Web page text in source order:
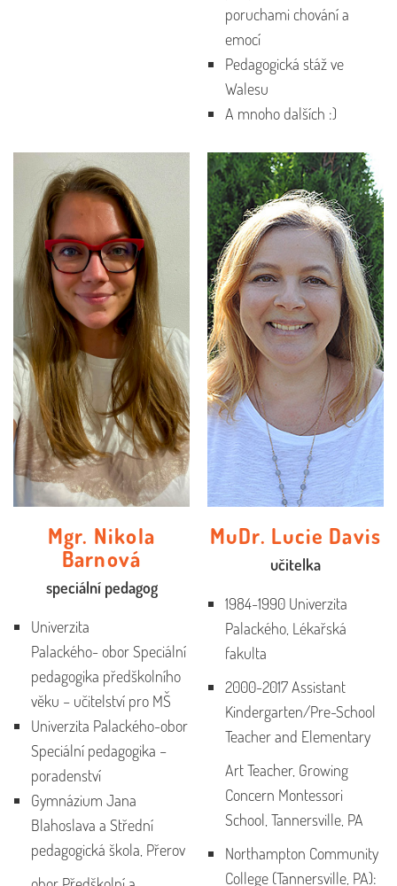
poruchami chování a
emocí
Pedagogická stáž ve
Walesu
A mnoho dalších :)
Mgr. Nikola
Barnová
speciální pedagog
Univerzita
Palackého- obor Speciální
pedagogika předškolního
věku – učitelství pro MŠ
Univerzita Palackého-obor
Speciální pedagogika –
poradenství
Gymnázium Jana
Blahoslava a Střední
pedagogická škola, Přerov
MuDr. Lucie Davis
učitelka
1984-1990 Univerzita
Palackého, Lékařská
fakulta
2000-2017 Assistant
Kindergarten/Pre-School
Teacher and Elementary
Art Teacher, Growing
Concern Montessori
School, Tannersville, PA
Northampton Community
College (Tannersville, PA):